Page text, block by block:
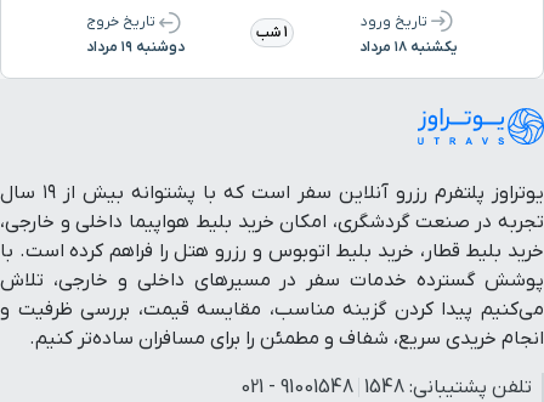
تاریخ ورود
یکشنبه ۱۸ مرداد
1 شب
تاریخ خروج
دوشنبه ۱۹ مرداد
یوتراوز پلتفرم رزرو آنلاین سفر است که با پشتوانه بیش از ۱۹ سال
تجربه در صنعت گردشگری، امکان خرید بلیط هواپیما داخلی و خارجی،
خرید بلیط قطار، خرید بلیط اتوبوس و رزرو هتل را فراهم کرده است. با
پوشش گسترده خدمات سفر در مسیرهای داخلی و خارجی، تلاش
می‌کنیم پیدا کردن گزینه مناسب، مقایسه قیمت، بررسی ظرفیت و
انجام خریدی سریع، شفاف و مطمئن را برای مسافران ساده‌تر کنیم.
تلفن پشتیبانی: 1548
91001548 - 021